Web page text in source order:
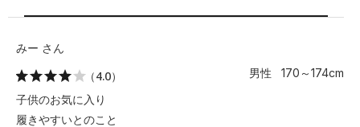
みー さん
（4.0）
男性 170～174cm
子供のお気に入り
履きやすいとのこと